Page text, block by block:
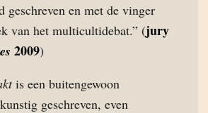
geschreven en met de vinger
van het multicultidebat.” (jury
2009)
is een buitengewoon
geschreven, even